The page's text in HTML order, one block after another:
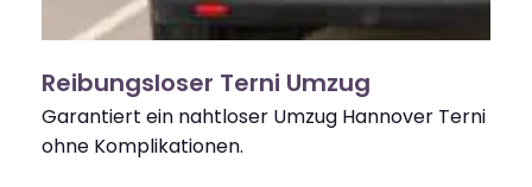
Reibungsloser Terni Umzug
Garantiert ein nahtloser Umzug Hannover Terni
ohne Komplikationen.